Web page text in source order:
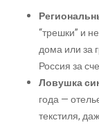
“трешки” и
дома или за
Россия за
Ловушка
года —
текстиля,